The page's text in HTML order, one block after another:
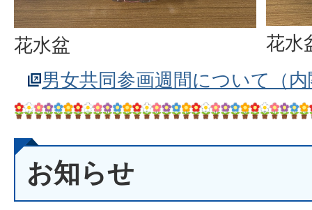
花水盆
花水
男女共同参画週間について（
お知らせ